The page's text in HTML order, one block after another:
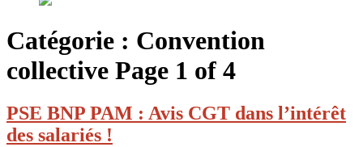
Catégorie : Convention
collective Page 1 of 4
PSE BNP PAM : Avis CGT dans l’intérêt
des salariés !